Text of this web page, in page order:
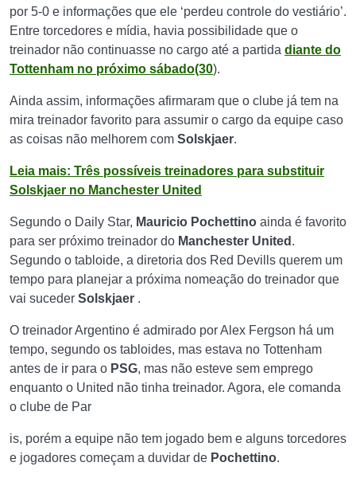
por 5-0 e informações que ele ‘perdeu controle do vestiário’.
Entre torcedores e mídia, havia possibilidade que o
treinador não continuasse no cargo até a partida diante do
Tottenham no próximo sábado(30).
Ainda assim, informações afirmaram que o clube já tem na
mira treinador favorito para assumir o cargo da equipe caso
as coisas não melhorem com Solskjaer.
Leia mais: Três possíveis treinadores para substituir
Solskjaer no Manchester United
Segundo o Daily Star, Mauricio Pochettino ainda é favorito
para ser próximo treinador do Manchester United .
Segundo o tabloide, a diretoria dos Red Devills querem um
tempo para planejar a próxima nomeação do treinador que
vai suceder Solskjaer .
O treinador Argentino é admirado por Alex Fergson há um
tempo, segundo os tabloides, mas estava no Tottenham
antes de ir para o PSG, mas não esteve sem emprego
enquanto o United não tinha treinador. Agora, ele comanda
o clube de Par
is, porém a equipe não tem jogado bem e alguns torcedores
e jogadores começam a duvidar de Pochettino.